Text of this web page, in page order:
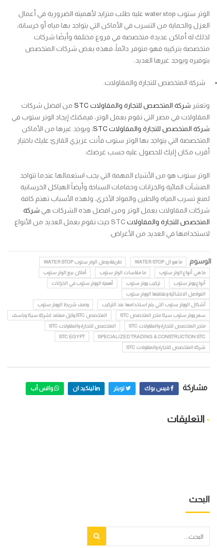
الوتر ستوب water stop عليه طلب متزايد لأهميته الضرورية في أعمال
العزل والحماية من التسرب في الأماكن التي يتواجد بها مياه أو خرسانة،
لذلك له أماكن عديدة متخصصة في فروع مختلفة وأيضًا شركات
متخصصة بتركيبه فهو متوفر دائماً، فهذه بعض شركات المتخصص
بتوفيره ويوجد غيرها العديد:
شركة المتخصص للتجارة والمقاولات.
وتعتبر شركة المتخصص للتجارة والمقاولات STC
من افضل شركات
المقاولات في مصر التي تقوم بعمل الوتر، فيمكنك إيجاد الوتر ستوب في
شركة المتخصص للتجارة والمقاولات STC
، ويوجد غيرها من الأماكن
المتخصصة التي يتواجد بها الوتر ستوب فأنت عزيزي القارئ عليك باختيار
أقرب مكان إليك للحصول عليه حسب غرضك.
الوتر ستوب هو من الأشياء المهمة التي يجب استعمالها عندما تتواجد
المنشآت المائية والخزانات وحمامات السباحة وأيضاً الهياكل الخرسانية
لمنع تسرب المياه والطين والمواد الأخرى، ولهذه الأسباب تهتم كافة
شركات المقاولات بعمل الوتر ومن افضل هذه الشركات هي شركة
المتخصص للتجارة والمقاولات
STC حيث تقوم بعمل العديد من الأنواع
لاستخدامها في العديد من الأغراض.
الوسوم ما هو ال WATER STOP
طريقة وصل الوتر ستوب WATER STOP
ما هي أنواع الوتر ستوب
ما مقاسات الوتر ستوب
أماكن بيع الوتر ستوب
أنواع ووتر ستوب
تركيب ووتر ستوب
أهمية الووتر ستوب في الخزانات
الفواصل الانشائية وعلاقتها الووتر ستوب
أشكال الووتر ستوب التي يتم استخدامها عند التركيب
وصف شريط الووتر ستوب
سعر ووتر ستوب سيكا متجر المتخصص STC
المتخصص STC وكيل معتمد لشركة سيكا وباسف
متجر المتخصص للتجارة والمقاولات STC
المتخصص للتجارة والمقاولات STC
SPECIALIZED TRADING & CONSTRUCTION STC
STC EGYPT
شركة المتخصص للتجارة والمقاولات STC
مشاركة فيس بوك تويتر لينكيد ان واتس أب
- التعليقات
البحث